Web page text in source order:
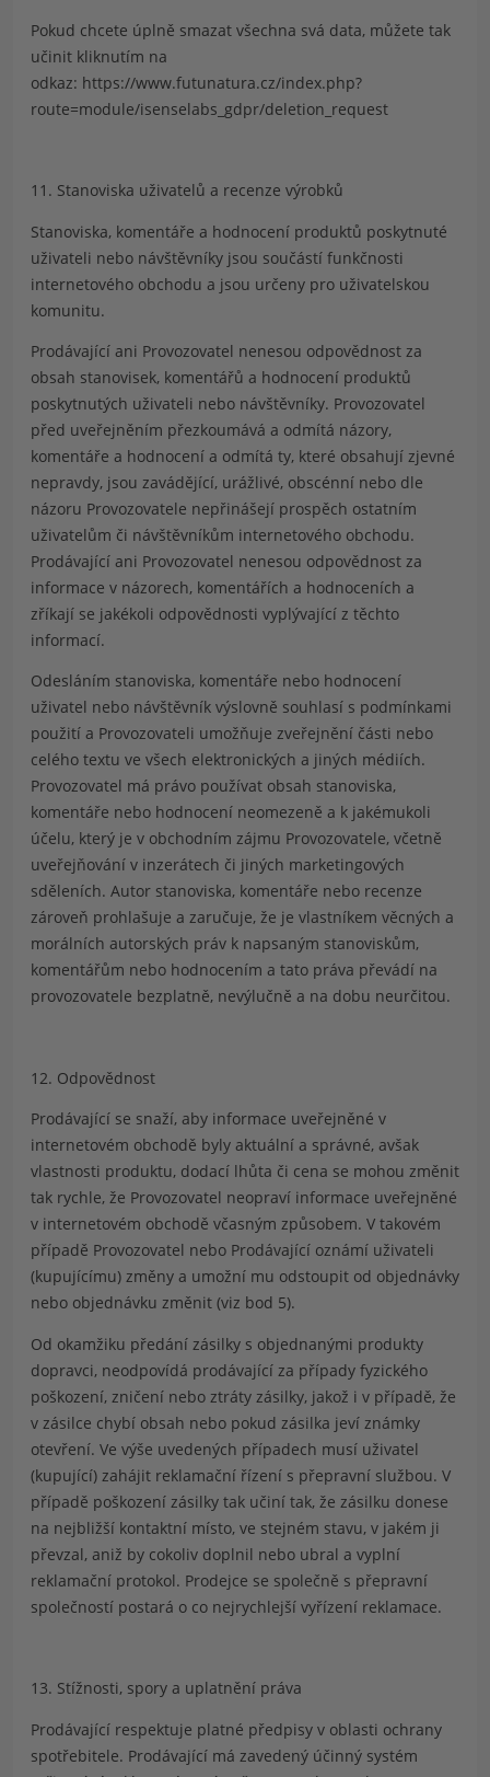
Pokud chcete úplně smazat všechna svá data, můžete tak
učinit kliknutím na
odkaz: https://www.futunatura.cz/index.php?
route=module/isenselabs_gdpr/deletion_request
11. Stanoviska uživatelů a recenze výrobků
Stanoviska, komentáře a hodnocení produktů poskytnuté
uživateli nebo návštěvníky jsou součástí funkčnosti
internetového obchodu a jsou určeny pro uživatelskou
komunitu.
Prodávající ani Provozovatel nenesou odpovědnost za
obsah stanovisek, komentářů a hodnocení produktů
poskytnutých uživateli nebo návštěvníky. Provozovatel
před uveřejněním přezkoumává a odmítá názory,
komentáře a hodnocení a odmítá ty, které obsahují zjevné
nepravdy, jsou zavádějící, urážlivé, obscénní nebo dle
názoru Provozovatele nepřinášejí prospěch ostatním
uživatelům či návštěvníkům internetového obchodu.
Prodávající ani Provozovatel nenesou odpovědnost za
informace v názorech, komentářích a hodnoceních a
zříkají se jakékoli odpovědnosti vyplývající z těchto
informací.
Odesláním stanoviska, komentáře nebo hodnocení
uživatel nebo návštěvník výslovně souhlasí s podmínkami
použití a Provozovateli umožňuje zveřejnění části nebo
celého textu ve všech elektronických a jiných médiích.
Provozovatel má právo používat obsah stanoviska,
komentáře nebo hodnocení neomezeně a k jakémukoli
účelu, který je v obchodním zájmu Provozovatele, včetně
uveřejňování v inzerátech či jiných marketingových
sděleních. Autor stanoviska, komentáře nebo recenze
zároveň prohlašuje a zaručuje, že je vlastníkem věcných a
morálních autorských práv k napsaným stanoviskům,
komentářům nebo hodnocením a tato práva převádí na
provozovatele bezplatně, nevýlučně a na dobu neurčitou.
12. Odpovědnost
Prodávající se snaží, aby informace uveřejněné v
internetovém obchodě byly aktuální a správné, avšak
vlastnosti produktu, dodací lhůta či cena se mohou změnit
tak rychle, že Provozovatel neopraví informace uveřejněné
v internetovém obchodě včasným způsobem. V takovém
případě Provozovatel nebo Prodávající oznámí uživateli
(kupujícímu) změny a umožní mu odstoupit od objednávky
nebo objednávku změnit (viz bod 5).
Od okamžiku předání zásilky s objednanými produkty
dopravci, neodpovídá prodávající za případy fyzického
poškození, zničení nebo ztráty zásilky, jakož i v případě, že
v zásilce chybí obsah nebo pokud zásilka jeví známky
otevření. Ve výše uvedených případech musí uživatel
(kupující) zahájit reklamační řízení s přepravní službou. V
případě poškození zásilky tak učiní tak, že zásilku donese
na nejbližší kontaktní místo, ve stejném stavu, v jakém ji
převzal, aniž by cokoliv doplnil nebo ubral a vyplní
reklamační protokol. Prodejce se společně s přepravní
společností postará o co nejrychlejší vyřízení reklamace.
13. Stížnosti, spory a uplatnění práva
Prodávající respektuje platné předpisy v oblasti ochrany
spotřebitele. Prodávající má zavedený účinný systém